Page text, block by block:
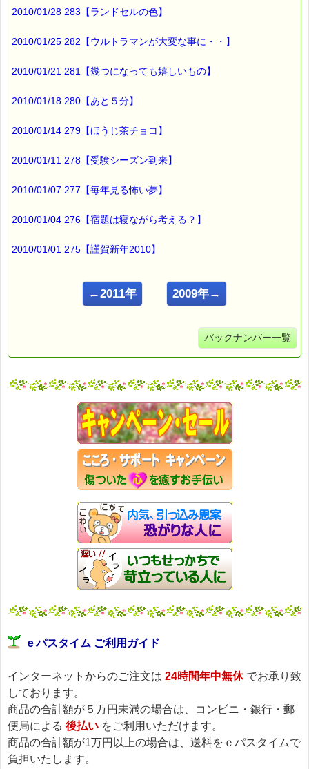
2010/01/28 283【ランドセルの色】
2010/01/25 282【ウルトラマンが大変な事に・・】
2010/01/21 281【幾つになっても嬉しいもの】
2010/01/18 280【あと５分】
2010/01/14 279【ほうじ茶チョコ】
2010/01/11 278【受験シーズン到来】
2010/01/07 277【毎年見る怖い夢】
2010/01/04 276【宿題は寝ながら考える？】
2010/01/01 275【謹賀新年2010】
←2011年 2009年→
バックナンバー一覧
ｅパスタイム ご利用ガイド
インターネットからのご注文は 24時間年中無休でお承り致
しております。
商品の合計額が５万円未満の場合は、コンビニ・銀行・郵
便局による 後払い をご利用いただけます。
商品の合計額が1万円以上の場合は、送料をｅパスタイムで
負担いたします。